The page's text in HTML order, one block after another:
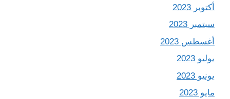
أكتوبر 2023
سبتمبر 2023
أغسطس 2023
يوليو 2023
يونيو 2023
مايو 2023